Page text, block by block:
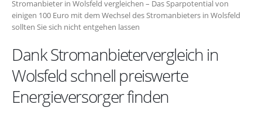
Stromanbieter in Wolsfeld vergleichen – Das Sparpotential von
einigen 100 Euro mit dem Wechsel des Stromanbieters in Wolsfeld
sollten Sie sich nicht entgehen lassen
Dank Stromanbietervergleich in
Wolsfeld schnell preiswerte
Energieversorger finden